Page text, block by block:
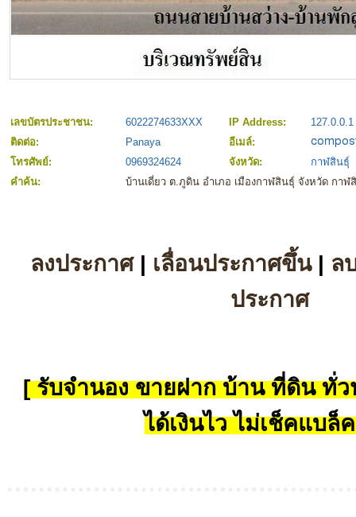
เลขบัตรประชาชน: 6022274633XXX IP Address:
127.0.0.1
ติดต่อ:
Panaya
อีเมล์:
โทรศัพย์:
0969324624 จังหวัด:
กาฬสินธุ์
คำค้น:
บ้านเดี่ยว ต.ภูดิน อำเภอ เมืองกาฬสินธุ์ จังหวัด กาฬ
ลงประกาศ| เลื่อนประกาศขึ้น| ล
ประกาศ
[ รับจำนอง ขายฝาก บ้าน ที่ดิน ทั่ว
ได้เงินไว ไม่เช็คแบล็